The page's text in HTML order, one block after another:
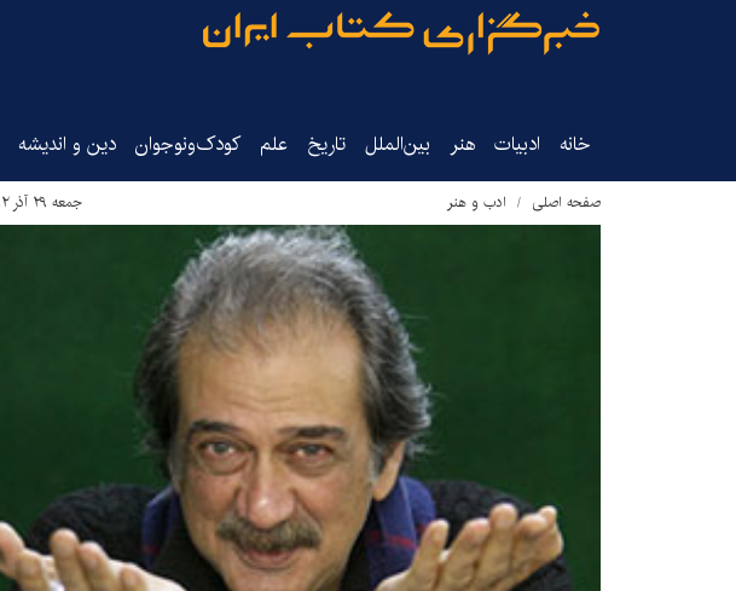
خانه ادبیات هنر بین‌الملل تاریخ‌ علم کودک‌ونوجوان دین و اندیشه
صفحه اصلی ادب و هنر جمعه ۲۹ آذر ۱۳۹۲ - ۱۰:۲۰